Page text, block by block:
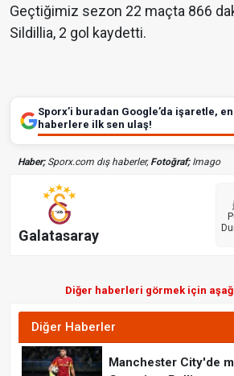
Geçtiğimiz sezon 22 maçta 866
Sildillia, 2 gol kaydetti.
Sporx’i buradan Google’da işaretle, en
haberlere ilk sen ulaş!
Haber;Sporx.com dış haberler,Fotoğraf;Imago
Galatasaray
Diğer haberleri görmek için
Diğer Haberler
Manchester City'de